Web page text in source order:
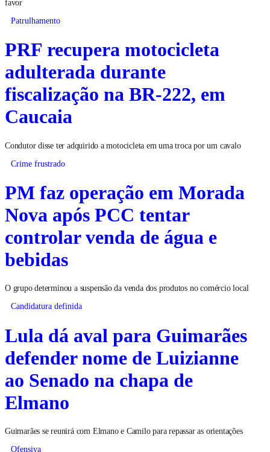
Patrulhamento
PRF recupera motocicleta
adulterada durante
fiscalização na BR-222, em
Caucaia
Condutor disse ter adquirido a motocicleta em uma troca por um cavalo
Crime frustrado
PM faz operação em Morada
Nova após PCC tentar
controlar venda de água e
bebidas
O grupo determinou a suspensão da venda dos produtos no comércio local
Candidatura definida
Lula dá aval para Guimarães
defender nome de Luizianne
ao Senado na chapa de
Elmano
Guimarães se reunirá com Elmano e Camilo para repassar as orientações
Ofensiva